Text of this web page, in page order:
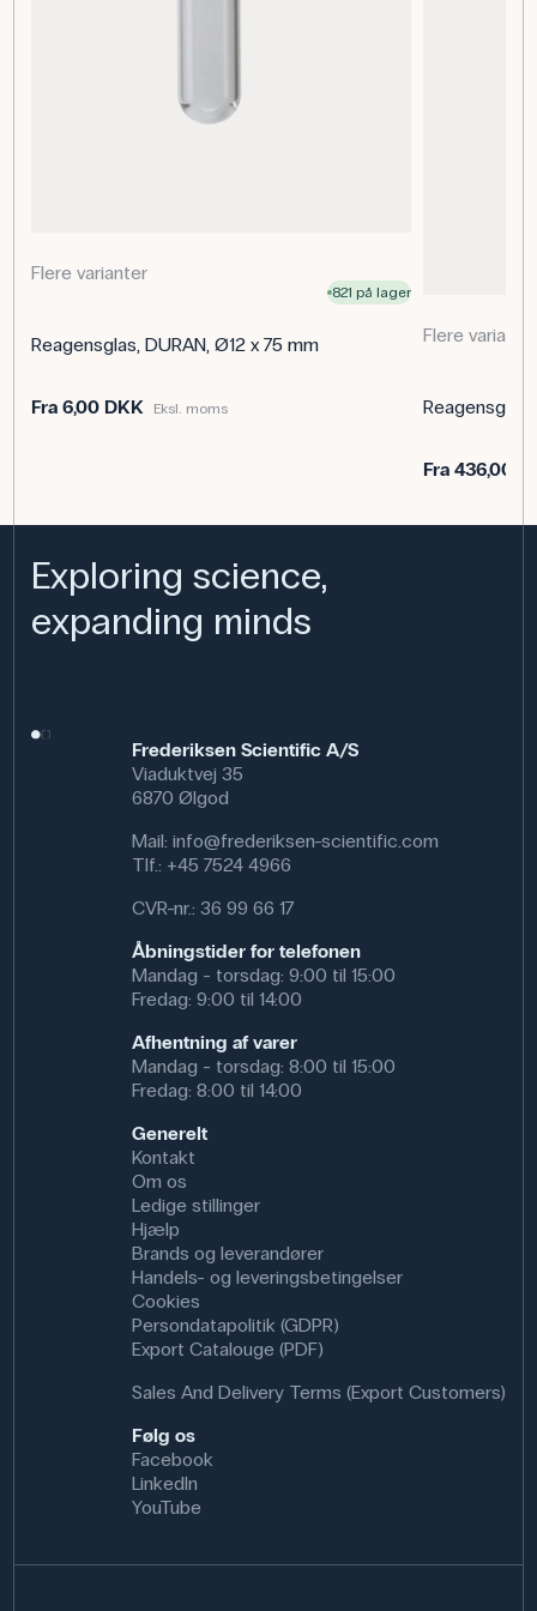
Flere varianter
821 på lager
Reagensglas, DURAN, Ø12 x 75 mm
Fra6,00 DKK Eksl. moms
Flere
Reagensglas
Fra 436,00
Exploring science,
expanding minds
Frederiksen Scientific A/S
Viaduktvej 35
6870 Ølgod
Mail: info@frederiksen-scientific.com
Tlf.: +45 7524 4966
CVR-nr.: 36 99 66 17
Åbningstider for telefonen
Mandag - torsdag: 9:00 til 15:00
Fredag: 9:00 til 14:00
Afhentning af varer
Mandag - torsdag: 8:00 til 15:00
Fredag: 8:00 til 14:00
Generelt
Kontakt
Om os
Ledige stillinger
Hjælp
Brands og leverandører
Handels- og leveringsbetingelser
Cookies
Persondatapolitik (GDPR)
Export Catalouge (PDF)
Sales And Delivery Terms (Export Customers)
Følg os
Facebook
LinkedIn
YouTube